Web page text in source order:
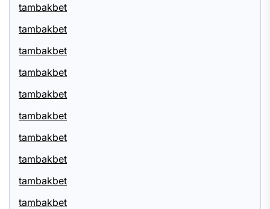
tambakbet
tambakbet
tambakbet
tambakbet
tambakbet
tambakbet
tambakbet
tambakbet
tambakbet
tambakbet